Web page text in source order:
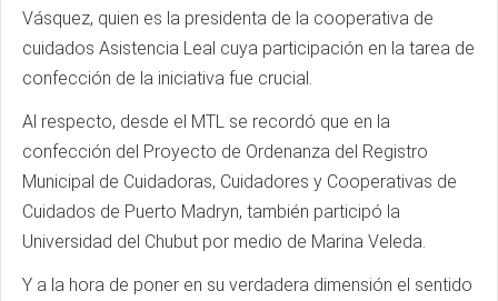
Vásquez, quien es la presidenta de la cooperativa de
cuidados Asistencia Leal cuya participación en la tarea de
confección de la iniciativa fue crucial.
Al respecto, desde el MTL se recordó que en la
confección del Proyecto de Ordenanza del Registro
Municipal de Cuidadoras, Cuidadores y Cooperativas de
Cuidados de Puerto Madryn, también participó la
Universidad del Chubut por medio de Marina Veleda.
Y a la hora de poner en su verdadera dimensión el sentido